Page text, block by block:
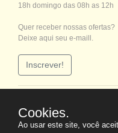
18h domingo das 08h as 12h
Quer receber nossas ofertas?
Deixe aqui seu e-maill.
Inscrever!
Cookies.
Ao usar este site, você